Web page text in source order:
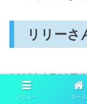
リリーさ
2025年8月28日
リリーさんが記
メニュー ホーム